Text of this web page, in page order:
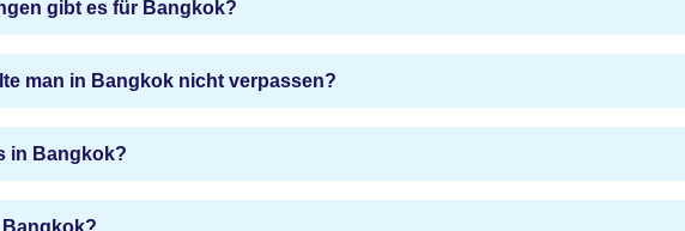
gibt es für Bangkok?
man in Bangkok nicht verpassen?
in Bangkok?